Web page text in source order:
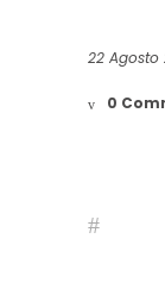
22 Agosto
0